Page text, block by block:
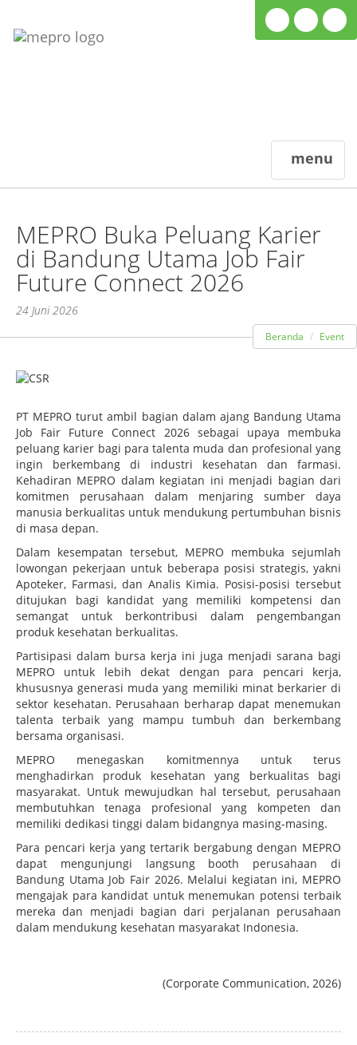
menu
MEPRO Buka Peluang Karier
di Bandung Utama Job Fair
Future Connect 2026
24 Juni 2026
Beranda Event
PT MEPRO turut ambil bagian dalam ajang Bandung Utama
Job Fair Future Connect 2026 sebagai upaya membuka
peluang karier bagi para talenta muda dan profesional yang
ingin berkembang di industri kesehatan dan farmasi.
Kehadiran MEPRO dalam kegiatan ini menjadi bagian dari
komitmen perusahaan dalam menjaring sumber daya
manusia berkualitas untuk mendukung pertumbuhan bisnis
di masa depan.
Dalam kesempatan tersebut, MEPRO membuka sejumlah
lowongan pekerjaan untuk beberapa posisi strategis, yakni
Apoteker, Farmasi, dan Analis Kimia. Posisi-posisi tersebut
ditujukan bagi kandidat yang memiliki kompetensi dan
semangat untuk berkontribusi dalam pengembangan
produk kesehatan berkualitas.
Partisipasi dalam bursa kerja ini juga menjadi sarana bagi
MEPRO untuk lebih dekat dengan para pencari kerja,
khususnya generasi muda yang memiliki minat berkarier di
sektor kesehatan. Perusahaan berharap dapat menemukan
talenta terbaik yang mampu tumbuh dan berkembang
bersama organisasi.
MEPRO menegaskan komitmennya untuk terus
menghadirkan produk kesehatan yang berkualitas bagi
masyarakat. Untuk mewujudkan hal tersebut, perusahaan
membutuhkan tenaga profesional yang kompeten dan
memiliki dedikasi tinggi dalam bidangnya masing-masing.
Para pencari kerja yang tertarik bergabung dengan MEPRO
dapat mengunjungi langsung booth perusahaan di
Bandung Utama Job Fair 2026. Melalui kegiatan ini, MEPRO
mengajak para kandidat untuk menemukan potensi terbaik
mereka dan menjadi bagian dari perjalanan perusahaan
dalam mendukung kesehatan masyarakat Indonesia.
(Corporate Communication, 2026)